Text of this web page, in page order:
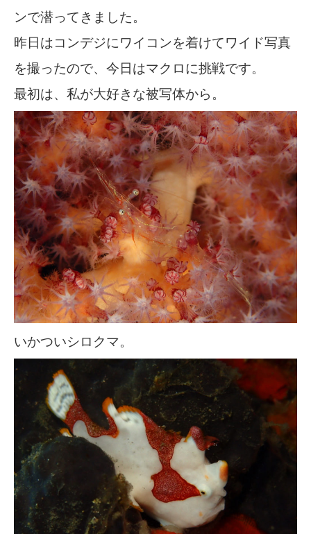
ンで潜ってきました。
昨日はコンデジにワイコンを着けてワイド写真
を撮ったので、今日はマクロに挑戦です。
最初は、私が大好きな被写体から。
いかついシロクマ。